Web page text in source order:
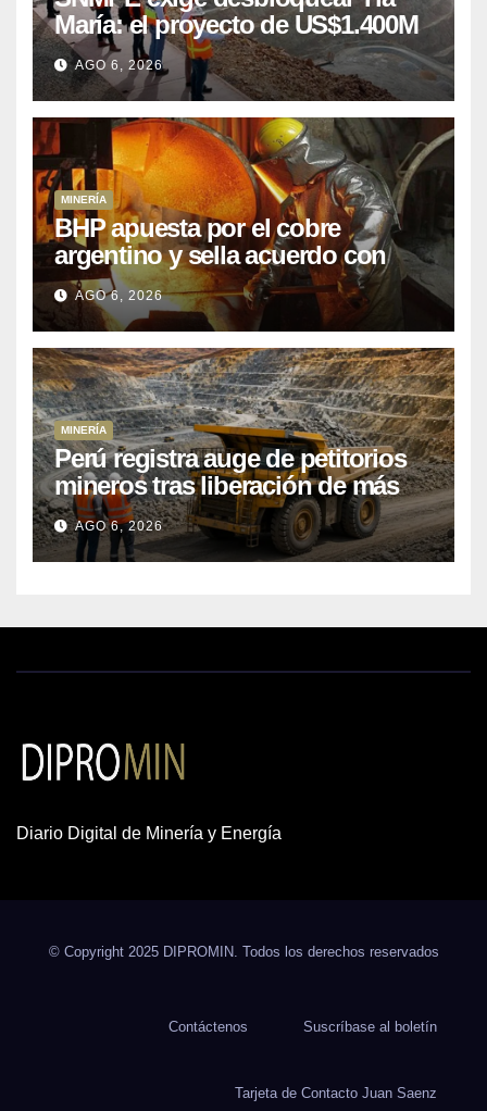
María: el proyecto de US$1.400M
que Perú lleva 15 años
posponiendo
AGO 6, 2026
MINERÍA
BHP apuesta por el cobre
argentino y sella acuerdo con
Kobrea para siete proyecto
AGO 6, 2026
MINERÍA
Perú registra auge de petitorios
mineros tras liberación de más
de mil concesiones para explorar
cobre y oro
AGO 6, 2026
Diario Digital de Minería y Energía
© Copyright 2025 DIPROMIN. Todos los derechos reservados
Contáctenos Suscríbase al boletín
Tarjeta de Contacto Juan Saenz